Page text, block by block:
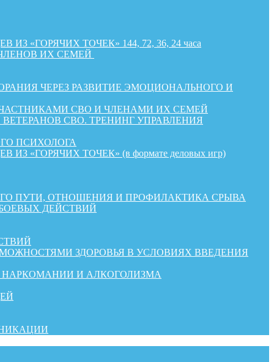
ТОЧЕК» 144, 72, 36, 24 часа
ИХ СЕМЕЙ
ЧЕРЕЗ РАЗВИТИЕ ЭМОЦИОНАЛЬНОГО И
СВО И ЧЛЕНАМИ ИХ СЕМЕЙ
СВО. ТРЕНИНГ УПРАВЛЕНИЯ
ПСИХОЛОГА
ТОЧЕК» (в формате деловых игр)
ПУТИ, ОТНОШЕНИЯ И ПРОФИЛАКТИКА СРЫВА
ДЕЙСТВИЙ
ЗДОРОВЬЯ В УСЛОВИЯХ ВВЕДЕНИЯ
И АЛКОГОЛИЗМА